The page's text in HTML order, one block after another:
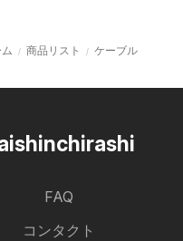
商品リスト ケーブル
FAQ
コンタクト